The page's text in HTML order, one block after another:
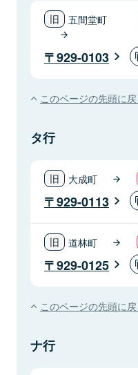
五間堂町
929-0103
このページの先頭に戻
タ行
大成町
929-0113
道林町
929-0125
このページの先頭に戻
ナ行